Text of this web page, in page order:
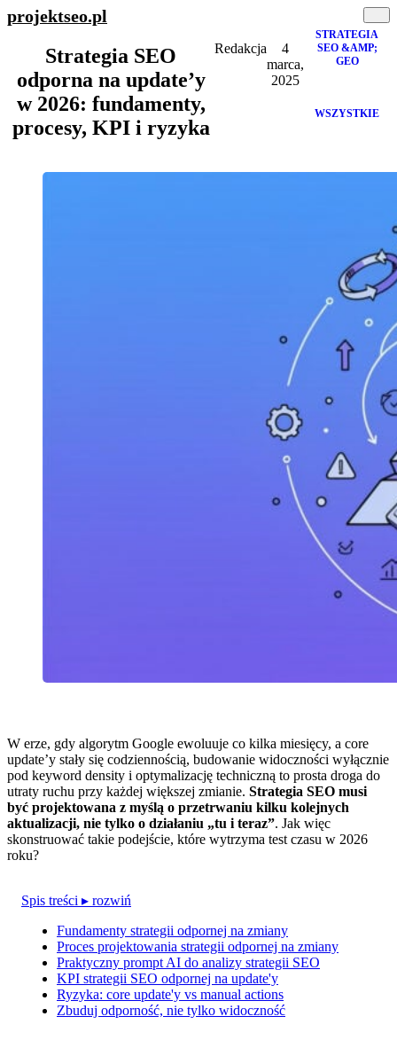
projektseo.pl
Strategia SEO
odporna na update’y
w 2026: fundamenty,
procesy, KPI i ryzyka
Redakcja
4
marca,
2025
STRATEGIA
SEO &AMP;
GEO
WSZYSTKIE
W erze, gdy algorytm Google ewoluuje co kilka miesięcy, a core
update’y stały się codziennością, budowanie widoczności wyłącznie
pod keyword density i optymalizację techniczną to prosta droga do
utraty ruchu przy każdej większej zmianie. Strategia SEO musi
być projektowana z myślą o przetrwaniu kilku kolejnych
aktualizacji, nie tylko o działaniu „tu i teraz”. Jak więc
skonstruować takie podejście, które wytrzyma test czasu w 2026
roku?
Spis treści ▸ rozwiń
Fundamenty strategii odpornej na zmiany
Proces projektowania strategii odpornej na zmiany
Praktyczny prompt AI do analizy strategii SEO
KPI strategii SEO odpornej na update'y
Ryzyka: core update'y vs manual actions
Zbuduj odporność, nie tylko widoczność